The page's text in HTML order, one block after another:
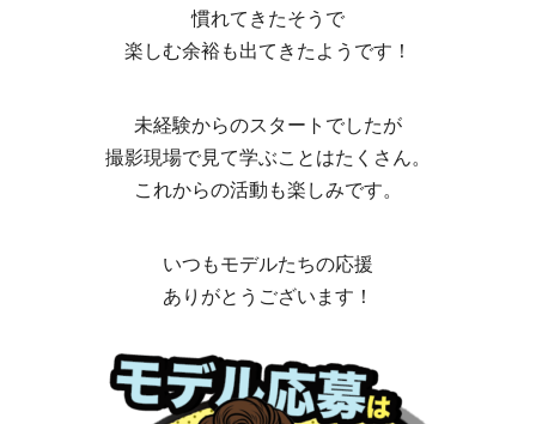
慣れてきたそうで
楽しむ余裕も出てきたようです！
未経験からのスタートでしたが
撮影現場で見て学ぶことはたくさん。
これからの活動も楽しみです。
いつもモデルたちの応援
ありがとうございます！